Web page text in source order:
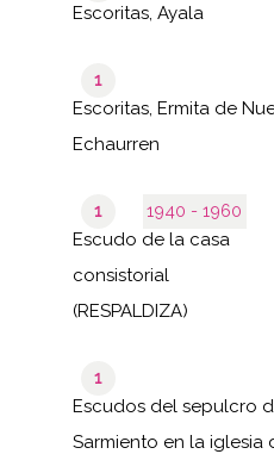
Escoritas, Ayala
1
Escoritas, Ermita de
Echaurren
1940 - 1960
1
Escudo de la casa
consistorial
(RESPALDIZA)
1
Escudos del sepulcro
Sarmiento en la iglesia